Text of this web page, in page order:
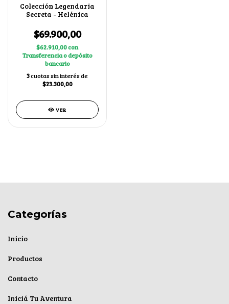
Colección Legendaria
Secreta - Helénica
$69.900,00
$62.910,00con
Transferencia o depósito
bancario
3cuotas sin interés de
$23.300,00
VER
Categorías
Inicio
Productos
Contacto
Iniciá Tu Aventura